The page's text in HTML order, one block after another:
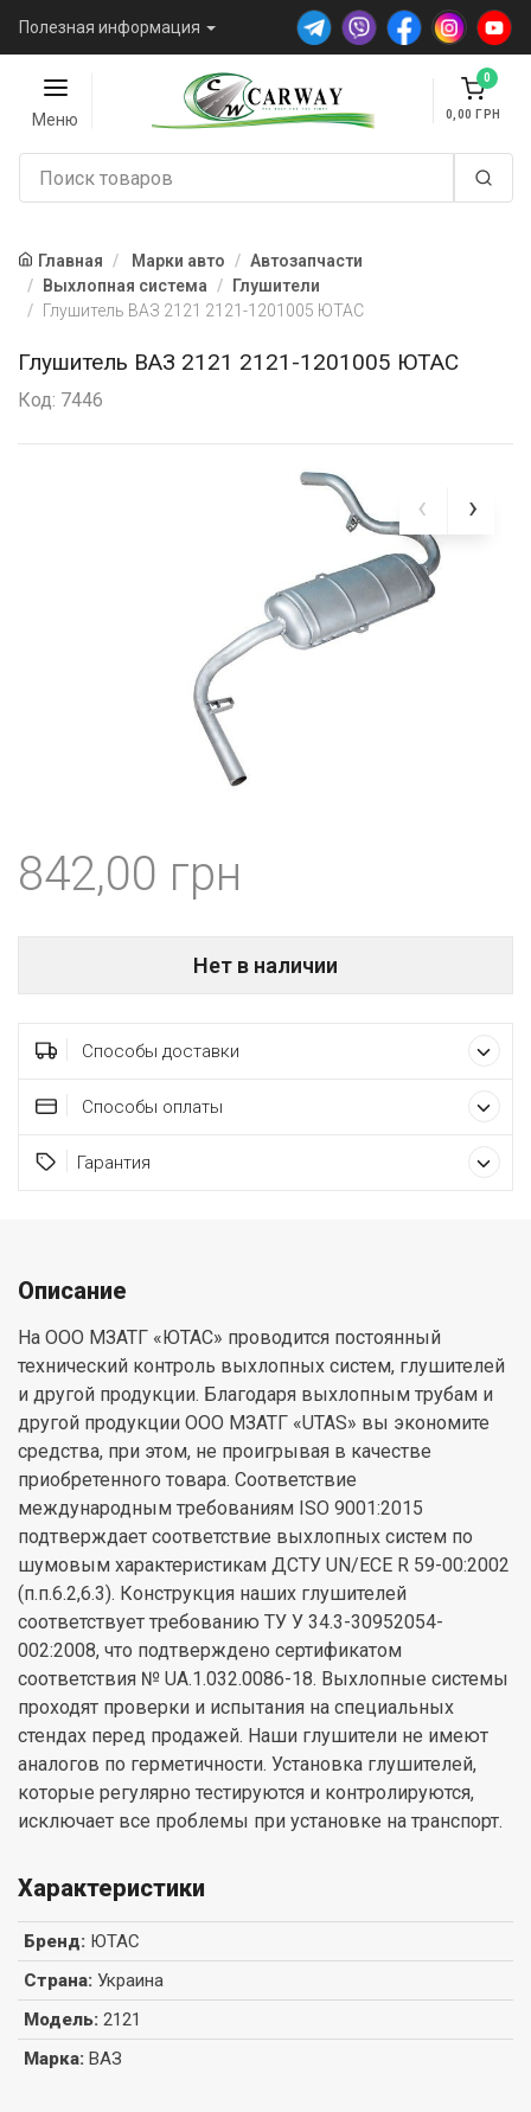
Полезная информация
Меню
0
0,00
Главная Марки авто
Автозапчасти
Выхлопная система
Глушители
Глушитель ВАЗ 2121 2121-1201005 ЮТАС
Глушитель ВАЗ 2121 2121-1201005 ЮТАС
Код: 7446
842,00
Нет в наличии
Способы доставки
Способы оплаты
Гарантия
Описание
На ООО МЗАТГ «ЮТАС» проводится постоянный
технический контроль выхлопных систем, глушителей
и другой продукции. Благодаря выхлопным трубам и
другой продукции ООО МЗАТГ «UTAS» вы экономите
средства, при этом, не проигрывая в качестве
приобретенного товара. Соответствие
международным требованиям ISO 9001:2015
подтверждает соответствие выхлопных систем по
шумовым характеристикам ДСТУ UN/ECE R 59-00:2002
(п.п.6.2,6.3). Конструкция наших глушителей
соответствует требованию ТУ У 34.3-30952054-
002:2008, что подтверждено сертификатом
соответствия № UА.1.032.0086-18. Выхлопные системы
проходят проверки и испытания на специальных
стендах перед продажей. Наши глушители не имеют
аналогов по герметичности. Установка глушителей,
которые регулярно тестируются и контролируются,
исключает все проблемы при установке на транспорт.
Характеристики
Бренд: ЮТАС
Страна: Украина
Модель: 2121
Марка: ВАЗ